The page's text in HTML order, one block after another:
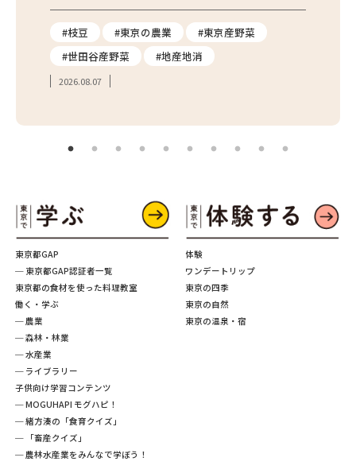
#枝豆 #東京の農業
#東京産野菜
#世田谷産野菜
#地産地消
2026.08.07
東京都GAP
─ 東京都GAP認証者一覧
東京都の食材を使った料理教室
働く・学ぶ
─ 農業
─ 森林・林業
─ 水産業
─ ライブラリー
子供向け学習コンテンツ
─ MOGUHAPI モグハピ！
─ 緒方湊の「食育クイズ」
─ 「畜産クイズ」
─ 農林水産業をみんなで学ぼう！
体験
ワンデートリップ
東京の四季
東京の自然
東京の温泉・宿